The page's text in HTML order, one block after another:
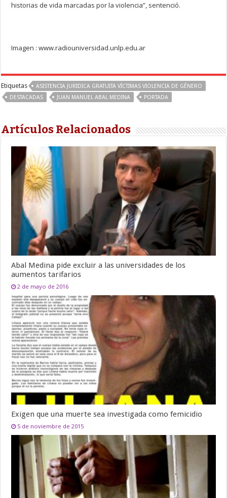
historias de vida marcadas por la violencia”, sentenció.
Imagen : www.radiouniversidad.unlp.edu.ar
Etiquetas
ASISTENCIA JURIDICA GRATUITA VÍCTIMAS VIOLENCIA DE GÉNERO
DESTACADAS
JUAN MANUEL ABAL MEDINA PORTADA
Artículos Relacionados
Abal Medina pide excluir a las universidades de los
aumentos tarifarios
2 de mayo de 2016
Exigen que una muerte sea investigada como femicidio
5 de noviembre de 2015